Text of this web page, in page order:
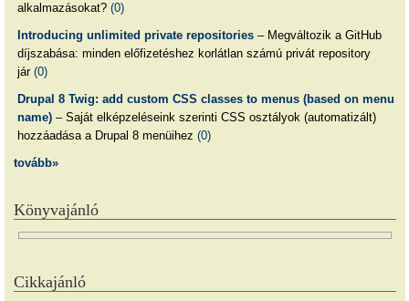
alkalmazásokat? (0)
Introducing unlimited private repositories– Megváltozik a GitHub
díjszabása: minden előfizetéshez korlátlan számú privát repository
jár (0)
Drupal 8 Twig: add custom CSS classes to menus (based on menu
name)– Saját elképzeléseink szerinti CSS osztályok (automatizált)
hozzáadása a Drupal 8 menüihez (0)
tovább»
Könyvajánló
Cikkajánló